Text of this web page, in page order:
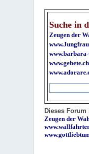
Suche in
Zeugen der
www.gebete.ch
Dieses
Zeugen der